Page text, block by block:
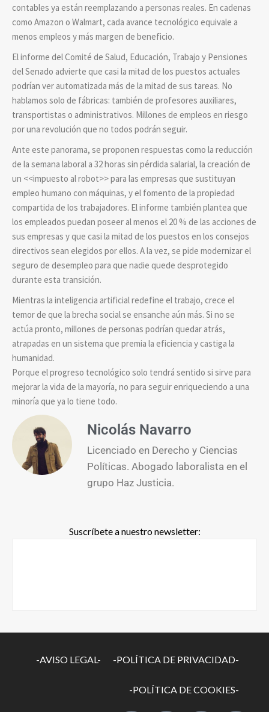
contables ya están reemplazando a personas reales. En cadenas
como Amazon o Walmart, cada avance tecnológico equivale a
menos empleos y más margen de beneficio.
El informe del Comité de Salud, Educación, Trabajo y Pensiones
del Senado advierte que casi la mitad de los puestos actuales
podrían ver automatizada más de la mitad de sus tareas. No
hablamos solo de fábricas: también de profesores auxiliares,
transportistas o administrativos. Millones de empleos en riesgo
por una revolución que no todos podrán seguir.
Ante este panorama, se proponen respuestas como la reducción
de la semana laboral a 32 horas sin pérdida salarial, la creación de
un <<impuesto al robot>> para las empresas que sustituyan
empleo humano con máquinas, y el fomento de la propiedad
compartida de los trabajadores. El informe también plantea que
los empleados puedan poseer al menos el 20 % de las acciones de
sus empresas y que casi la mitad de los puestos en los consejos
directivos sean elegidos por ellos. A la vez, se pide modernizar el
seguro de desempleo para que nadie quede desprotegido
durante esta transición.
Mientras la inteligencia artificial redefine el trabajo, crece el
temor de que la brecha social se ensanche aún más. Si no se
actúa pronto, millones de personas podrían quedar atrás,
atrapadas en un sistema que premia la eficiencia y castiga la
humanidad.
Porque el progreso tecnológico solo tendrá sentido si sirve para
mejorar la vida de la mayoría, no para seguir enriqueciendo a una
minoría que ya lo tiene todo.
Nicolás Navarro
Licenciado en Derecho y Ciencias
Políticas. Abogado laboralista en el
grupo Haz Justicia.
Suscríbete a nuestro newsletter:
-AVISO LEGAL- -POLÍTICA DE PRIVACIDAD-
-POLÍTICA DE COOKIES-